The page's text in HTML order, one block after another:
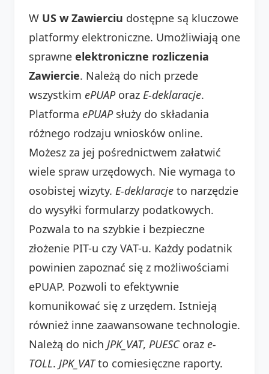
W US w Zawierciu dostępne są kluczowe
platformy elektroniczne. Umożliwiają one
sprawne elektroniczne rozliczenia
Zawiercie. Należą do nich przede
wszystkim ePUAPoraz E-deklaracje.
Platforma ePUAPsłuży do składania
różnego rodzaju wniosków online.
Możesz za jej pośrednictwem załatwić
wiele spraw urzędowych. Nie wymaga to
osobistej wizyty. E-deklaracje to narzędzie
do wysyłki formularzy podatkowych.
Pozwala to na szybkie i bezpieczne
złożenie PIT-u czy VAT-u. Każdy podatnik
powinien zapoznać się z możliwościami
ePUAP. Pozwoli to efektywnie
komunikować się z urzędem. Istnieją
również inne zaawansowane technologie.
Należą do nich JPK_VAT, PUESCoraz e-
TOLL. JPK_VATto comiesięczne raporty.